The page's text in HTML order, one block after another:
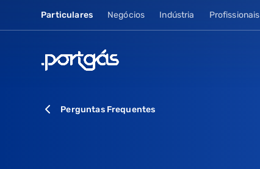
Particulares Negócios Indústria Profissionais
Perguntas Frequentes